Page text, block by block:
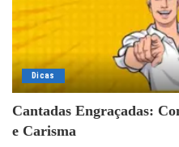
Dicas
Cantadas Engraçadas:
e Carisma